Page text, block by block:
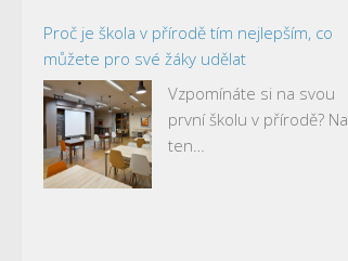
Proč je škola v přírodě tím nejlepším, co
můžete pro své žáky udělat
Vzpomínáte si na svou
první školu v přírodě? Na
ten…